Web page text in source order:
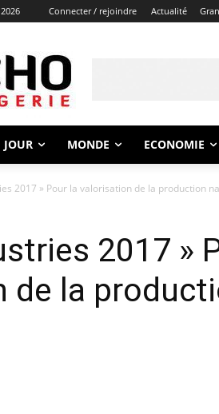
Connecter / rejoindre Actualité
JOUR MONDE ECONOMIE
2017 » Pour la valorisation de la production
2017 »
de la